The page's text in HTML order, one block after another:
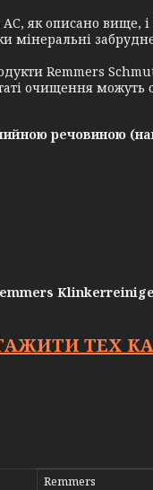
як описано вище,
мінеральні
Remmers
очищення можуть
речовиною
ТЕХ
Remmers